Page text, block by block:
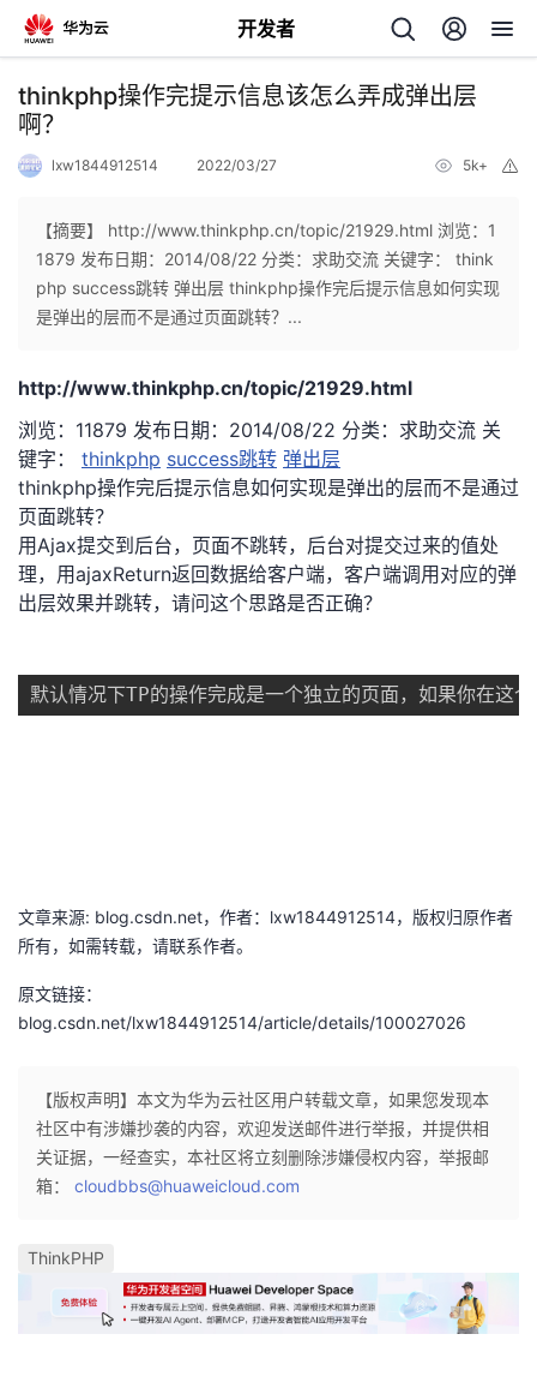
开发者
返
回
个
主
页
的
开
发
者
的
我
子
直
播
的
活
我
的
注
我
的
开
发
学
课
程
的
认
我
的
验
我
收
藏
我
的
Programs
我
的
持
术
支
云
声
议
thinkphp操作完提示信息该怎么弄成弹出层
啊？
lxw1844912514 2022/03/27 5k+
【摘要】 http://www.thinkphp.cn/topic/21929.html 浏览：1
1879 发布日期：2014/08/22 分类：求助交流 关键字： think
php success跳转 弹出层 thinkphp操作完后提示信息如何实现
是弹出的层而不是通过页面跳转？...
http://www.thinkphp.cn/topic/21929.html
浏览：11879 发布日期：2014/08/22 分类：求助交流 关
键字： thinkphp success跳转 弹出层
thinkphp操作完后提示信息如何实现是弹出的层而不是通过
页面跳转？
用Ajax提交到后台，页面不跳转，后台对提交过来的值处
理，用ajaxReturn返回数据给客户端，客户端调用对应的弹
出层效果并跳转，请问这个思路是否正确？
文章来源: blog.csdn.net，作者：lxw1844912514，版权归原作者
所有，如需转载，请联系作者。
原文链接：
blog.csdn.net/lxw1844912514/article/details/100027026
【版权声明】本文为华为云社区用户转载文章，如果您发现本
社区中有涉嫌抄袭的内容，欢迎发送邮件进行举报，并提供相
关证据，一经查实，本社区将立刻删除涉嫌侵权内容，举报邮
箱： cloudbbs@huaweicloud.com
ThinkPHP